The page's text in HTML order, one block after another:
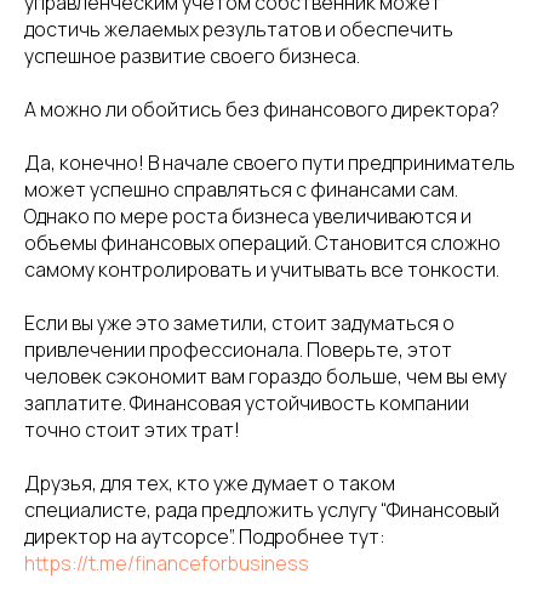
достичь желаемых результатов и обеспечить
успешное развитие своего бизнеса.
А можно ли обойтись без финансового директора?
Да, конечно! В начале своего пути предприниматель
может успешно справляться с финансами сам.
Однако по мере роста бизнеса увеличиваются и
объемы финансовых операций. Становится сложно
самому контролировать и учитывать все тонкости.
Если вы уже это заметили, стоит задуматься о
привлечении профессионала. Поверьте, этот
человек сэкономит вам гораздо больше, чем вы ему
заплатите. Финансовая устойчивость компании
точно стоит этих трат!
Друзья, для тех, кто уже думает о таком
специалисте, рада предложить услугу “Финансовый
директор на аутсорсе”. Подробнее тут:
https://t.me/financeforbusiness